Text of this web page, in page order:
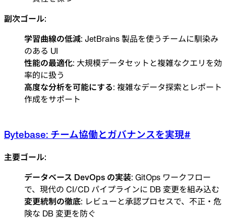
副次ゴール:
学習曲線の低減: JetBrains 製品を使うチームに馴染み
のある UI
性能の最適化: 大規模データセットと複雑なクエリを効
率的に扱う
高度な分析を可能にする: 複雑なデータ探索とレポート
作成をサポート
Bytebase: チーム協働とガバナンスを実現#
主要ゴール:
データベース DevOps の実装: GitOps ワークフロー
で、現代の CI/CD パイプラインに DB 変更を組み込む
変更統制の徹底: レビューと承認プロセスで、不正・危
険な DB 変更を防ぐ